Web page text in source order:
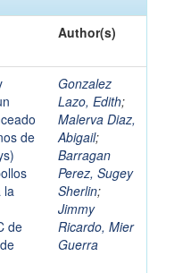
Author(s)
de
la
de
Gonzalez
Lazo, Edith;
Malerva Diaz,
Abigail;
Barragan
Perez, Sugey
Sherlin;
Jimmy
Ricardo, Mier
Guerra